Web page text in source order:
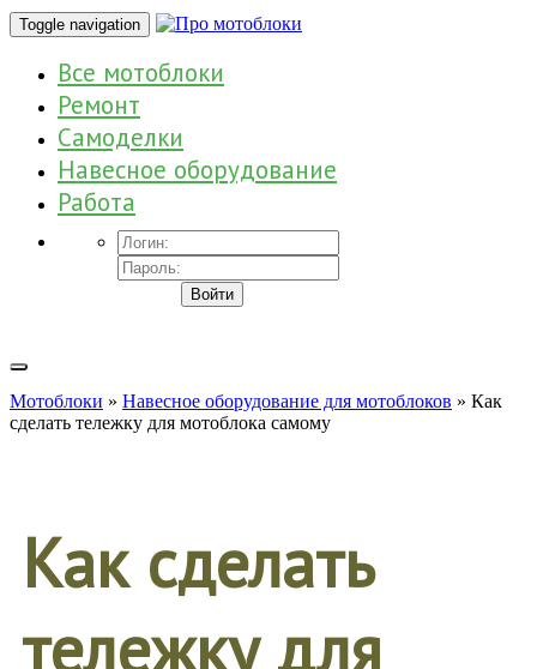
Toggle navigation
Все мотоблоки
Ремонт
Самоделки
Навесное оборудование
Работа
Войти
Мотоблоки » Навесное оборудование для мотоблоков » Как
сделать тележку для мотоблока самому
Как сделать
тележку для